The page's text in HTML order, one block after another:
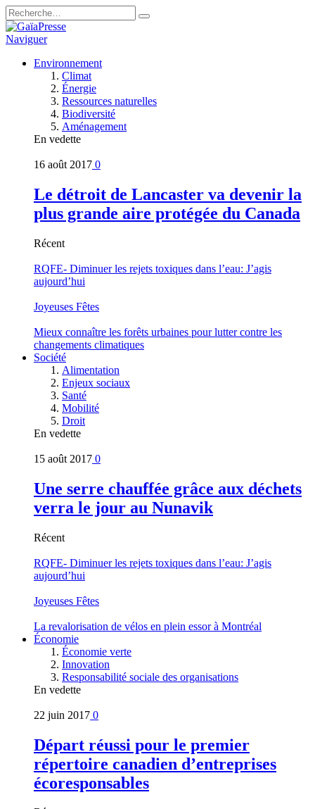
Naviguer
Environnement
Climat
Énergie
Ressources naturelles
Biodiversité
Aménagement
En vedette
16 août 2017 0
Le détroit de Lancaster va devenir la
plus grande aire protégée du Canada
Récent
RQFE- Diminuer les rejets toxiques dans l’eau: J’agis
aujourd’hui
Joyeuses Fêtes
Mieux connaître les forêts urbaines pour lutter contre les
changements climatiques
Société
Alimentation
Enjeux sociaux
Santé
Mobilité
Droit
En vedette
15 août 2017 0
Une serre chauffée grâce aux déchets
verra le jour au Nunavik
Récent
RQFE- Diminuer les rejets toxiques dans l’eau: J’agis
aujourd’hui
Joyeuses Fêtes
La revalorisation de vélos en plein essor à Montréal
Économie
Économie verte
Innovation
Responsabilité sociale des organisations
En vedette
22 juin 2017 0
Départ réussi pour le premier
répertoire canadien d’entreprises
écoresponsables